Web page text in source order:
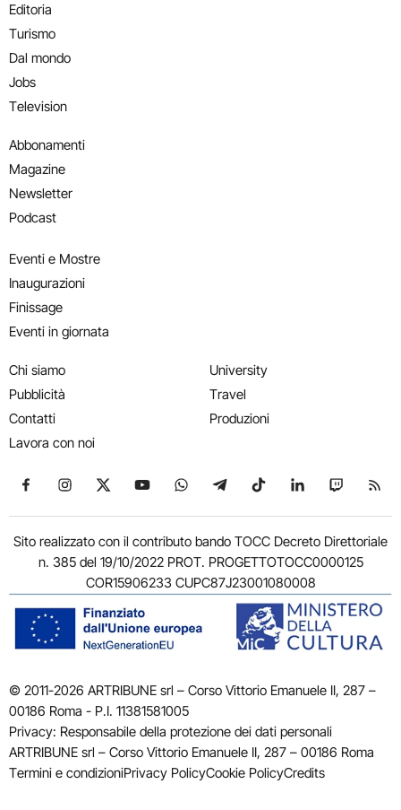
Editoria
Turismo
Dal mondo
Jobs
Television
Abbonamenti
Magazine
Newsletter
Podcast
Eventi e Mostre
Inaugurazioni
Finissage
Eventi in giornata
Chi siamo
Pubblicità
Contatti
Lavora con noi
University
Travel
Produzioni
Seguici su Facebook
Seguici su Instagram
Seguici su X
Seguici su YouTube
Seguici su WhatsApp
Seguici su Telegram
Seguici su TikTok
Seguici su
Seguici
Sito realizzato con il contributo bando TOCC Decreto Direttoriale
n. 385 del 19/10/2022 PROT. PROGETTOTOCC0000125
COR15906233 CUPC87J23001080008
© 2011-2026 ARTRIBUNE srl – Corso Vittorio Emanuele II, 287 –
00186 Roma - P.I. 11381581005
Privacy: Responsabile della protezione dei dati personali
ARTRIBUNE srl – Corso Vittorio Emanuele II, 287 – 00186 Roma
Termini e condizioniPrivacy PolicyCookie PolicyCredits